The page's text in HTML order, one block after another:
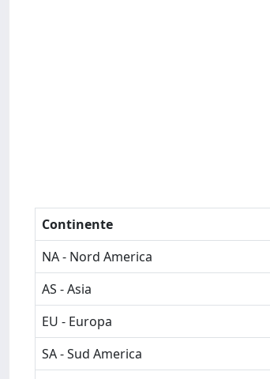
Continente
NA - Nord America
AS - Asia
EU - Europa
SA - Sud America